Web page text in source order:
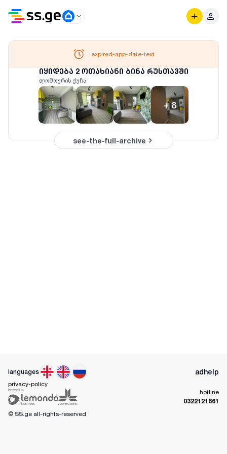
იყიდება 2 ოთახიანი ბინა რუსთავში
ლომოურის ქუჩა
+8
expired-app-date-text
see-the-full-archive
languages adhelp
privacy-policy
hotline
0322121661
© SS.ge all-rights-reserved